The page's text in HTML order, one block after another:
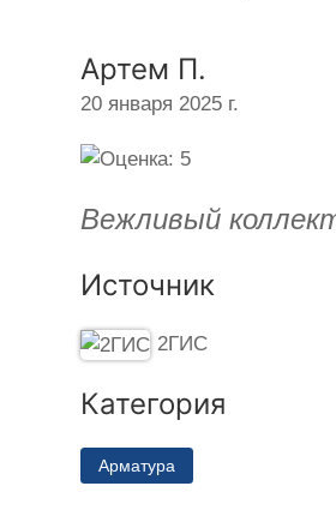
Артем П.
20 января 2025 г.
Вежливый
Источник
2ГИС
Категория
Арматура